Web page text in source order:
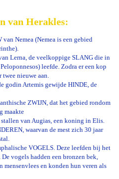
van Herakles:
Nemea (Nemea is een gebied
Lerna, de veelkoppige SLANG die in
leefde. Zodra er een kop
nieuwe aan.
godin Artemis gewijde HINDE, de
ZWIJN, dat het gebied rondom
maakte
van Augias, een koning in Elis.
waarvan de mest zich 30 jaar
VOGELS. Deze leefden bij het
vogels hadden een bronzen bek,
mensenvlees en konden hun veren als